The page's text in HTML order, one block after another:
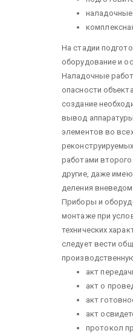
На стадии
оборудова­ние и
Наладочные
опасности
создание
вывод
элемен­тов во
работами второго
другие, даже
деления
Приборы и
монтаже при
технических
следует вести
акт
акт о
акт
акт
протокол